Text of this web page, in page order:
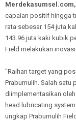
capaian positif hingga
rata sebesar 154 juta
143.96 juta kaki kubik
Field melakukan
"Raihan target yang
Prabumulih. Salah satu
diimplementasikan
head lubricating
ungkap Prabumulih